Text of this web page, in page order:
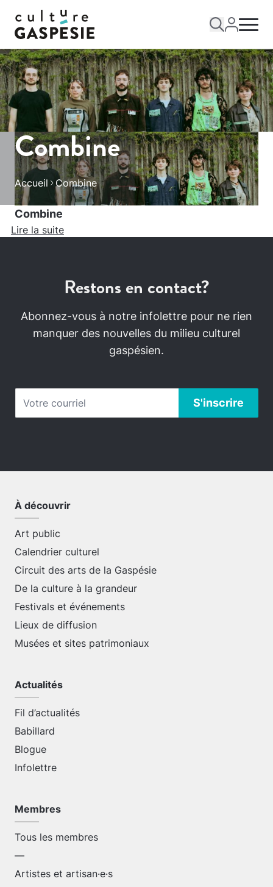
Combine
Accueil Combine
Combine
Lire la suite
Restons en contact?
Abonnez-vous à notre infolettre pour ne rien
manquer des nouvelles du milieu culturel
gaspésien.
À découvrir
Art public
Calendrier culturel
Circuit des arts de la Gaspésie
De la culture à la grandeur
Festivals et événements
Lieux de diffusion
Musées et sites patrimoniaux
Actualités
Fil d’actualités
Babillard
Blogue
Infolettre
Membres
Tous les membres
—
Artistes et artisan·e·s